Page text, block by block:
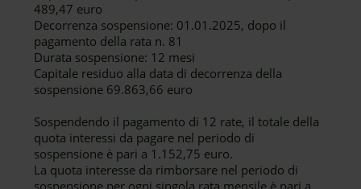
489,47 euro
Decorrenza sospensione: 01.01.2025, dopo il
pagamento della rata n. 81
Durata sospensione: 12 mesi
Capitale residuo alla data di decorrenza della
sospensione 69.863,66 euro
Sospendendo il pagamento di 12 rate, il totale della
quota interessi da pagare nel periodo di
sospensione è pari a 1.152,75 euro.
La quota interesse da rimborsare nel periodo di
sospensione per ogni singola rata mensile è pari a